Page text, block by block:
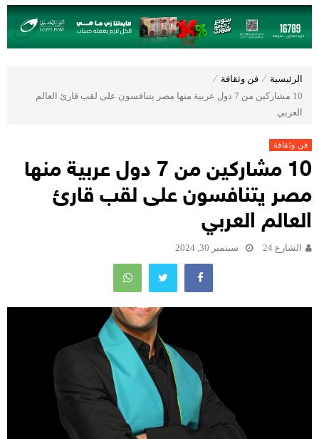
الرئيسية ⁄ فن وثقافة ⁄
10 مشاركين من 7 دول عربية منها مصر يتنافسون على لقب قارئ العالم
العربي
فن وثقافة
10 مشاركين من 7 دول عربية منها
مصر يتنافسون على لقب قارئ
العالم العربي
الشارع 24 سبتمبر 30, 2024